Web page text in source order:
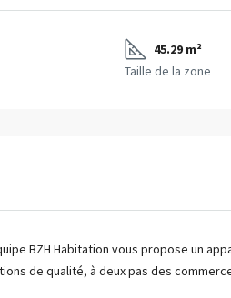
45.29 m²
Taille de la zone
BZH Habitation vous propose un
de qualité, à deux pas des